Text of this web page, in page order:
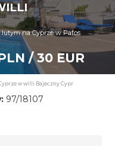
na Cyprze w Pafos
/ 30 EUR
w willi Bajeczny Cypr
97/18107